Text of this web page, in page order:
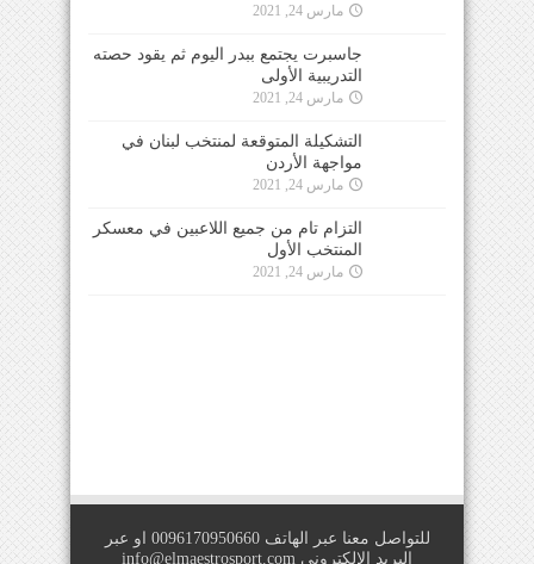
مارس 24, 2021
جاسبرت يجتمع ببدر اليوم ثم يقود حصته
التدريبية الأولى
مارس 24, 2021
التشكيلة المتوقعة لمنتخب لبنان في
مواجهة الأردن
مارس 24, 2021
التزام تام من جميع اللاعبين في معسكر
المنتخب الأول
مارس 24, 2021
للتواصل معنا عبر الهاتف 0096170950660 او عبر
البريد الالكتروني info@elmaestrosport.com